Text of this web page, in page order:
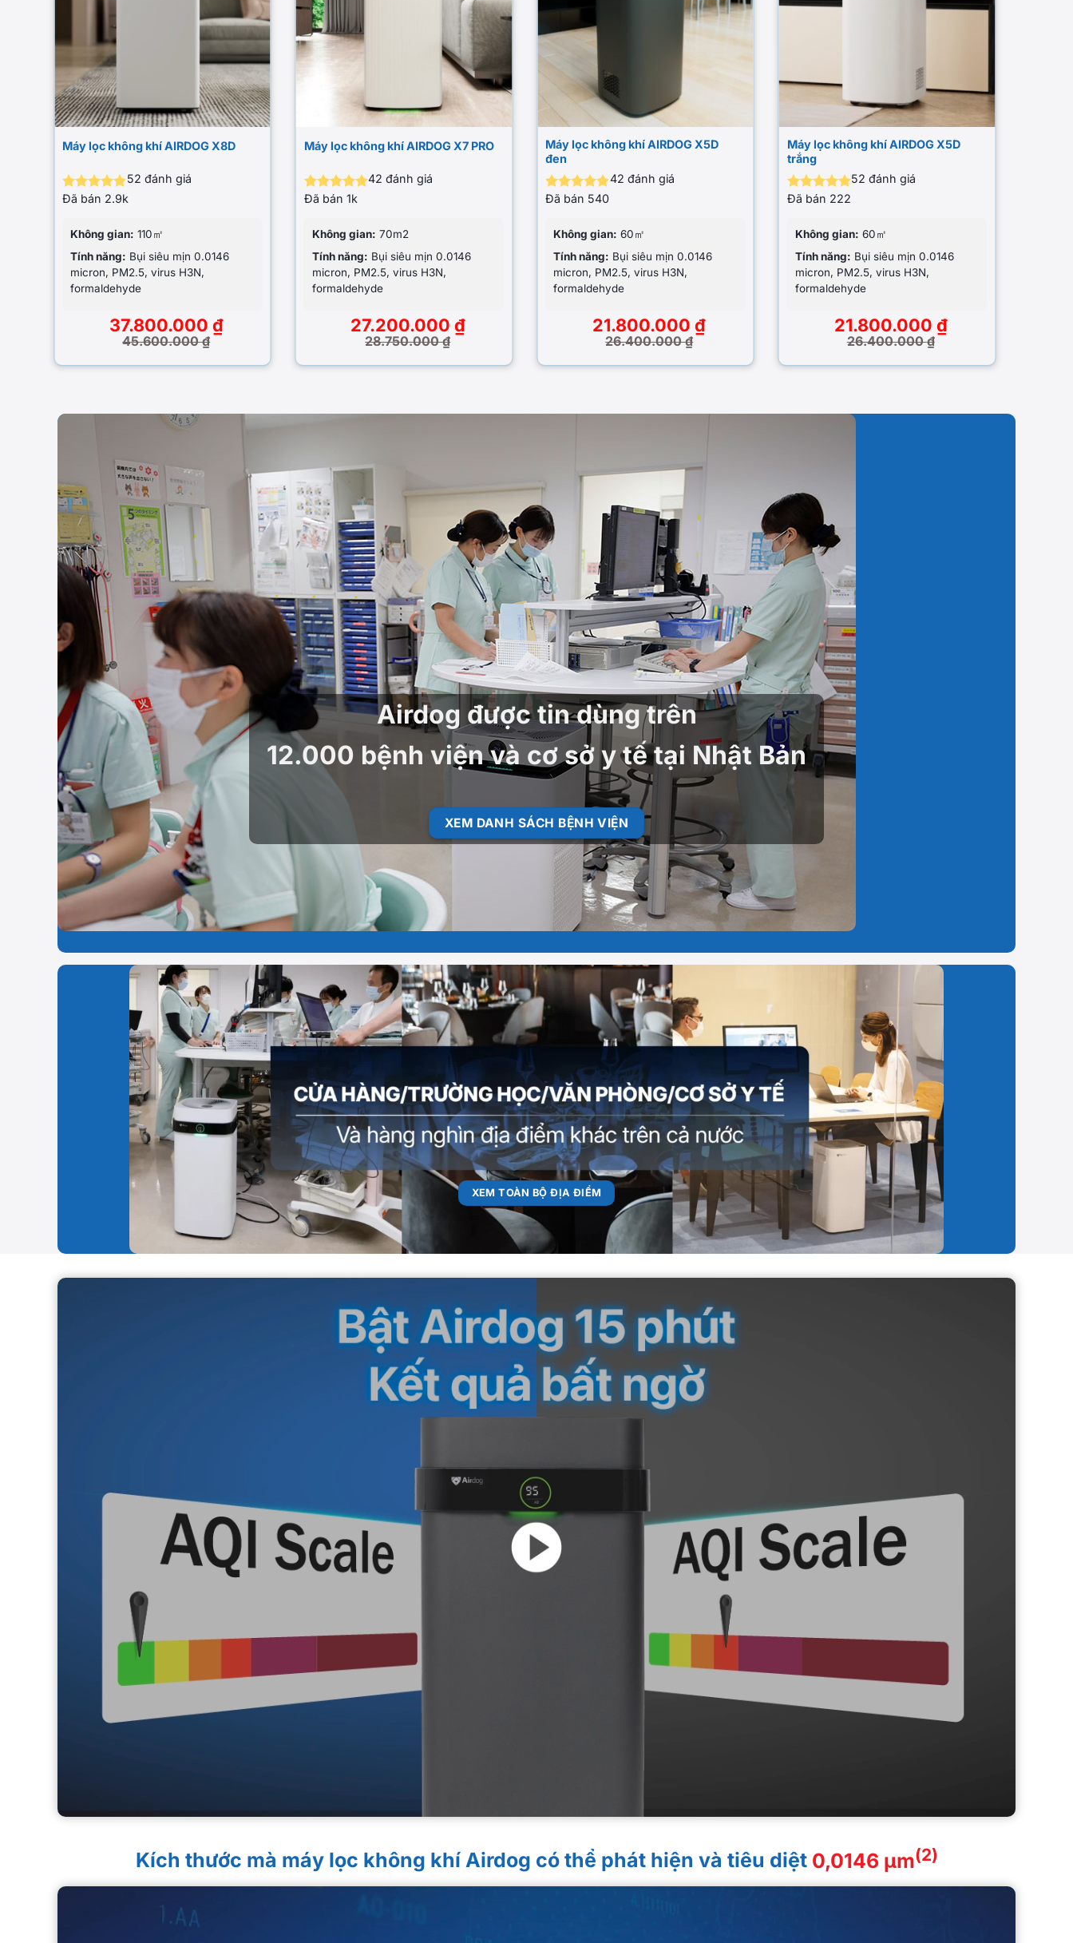
Máy lọc không khí AIRDOG X8D
Được xếp
52 đánh giá
Đã bán 2.9k
Không gian: 110㎡
Tính năng: Bụi siêu mịn 0.0146
micron, PM2.5, virus H3N,
formaldehyde
45.600.000₫
gốc
37.800.000 ₫
hiện
37.800.000 ₫.
Máy lọc không khí AIRDOG X7 PRO
Được xếp
42 đánh giá
Đã bán 1k
Không gian: 70m2
Tính năng: Bụi siêu mịn 0.0146
micron, PM2.5, virus H3N,
formaldehyde
28.750.000₫
gốc
27.200.000 ₫
hiện
27.200.000 ₫.
Máy lọc không khí AIRDOG X5D
đen
Được xếp
42 đánh giá
Đã bán 540
Không gian: 60㎡
Tính năng: Bụi siêu mịn 0.0146
micron, PM2.5, virus H3N,
formaldehyde
26.400.000₫
gốc
21.800.000₫
hiện
21.800.000 ₫.
Máy lọc không khí AIRDOG X5D
trắng
Được xếp
52 đánh giá
Đã bán 222
Không gian: 60㎡
Tính năng: Bụi siêu mịn 0.0146
micron, PM2.5, virus H3N,
formaldehyde
26.400.000₫
gốc
21.800.000 ₫
hiện
21.800.000 ₫.
Airdog được tin dùng trên
12.000 bệnh viện và cơ sở y tế tại Nhật Bản
XEM DANH SÁCH BỆNH VIỆN
XEM TOÀN BỘ ĐỊA ĐIỂM
Kích thước mà máy lọc không khí Airdog có thể phát hiện và tiêu diệt 0,0146 μm(2)